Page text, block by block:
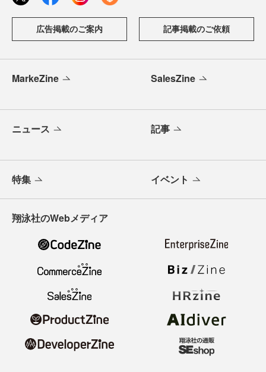
広告掲載のご案内 記事掲載のご依頼
MarkeZine SalesZine
ニュース 記事
特集 イベント
翔泳社のWebメディア